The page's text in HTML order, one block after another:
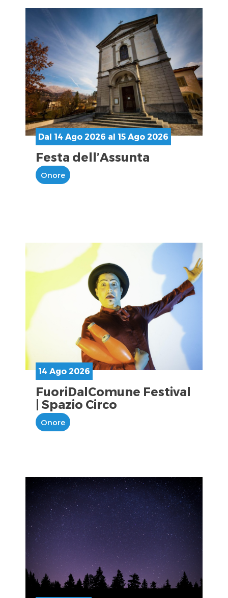
Dal 14 Ago 2026 al 15 Ago 2026
Festa dell’Assunta
Onore
14 Ago 2026
FuoriDalComune Festival
| Spazio Circo
Onore